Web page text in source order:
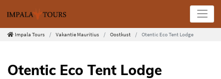
Impala Tours Vakantie Mauritius Oostkust Otentic Eco Tent Lodge
Otentic Eco Tent Lodge